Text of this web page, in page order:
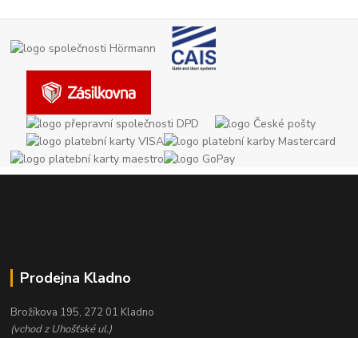
Prodejna Kladno
Brožíkova 195, 272 01 Kladno
(vchod z Uhošťské ul.)